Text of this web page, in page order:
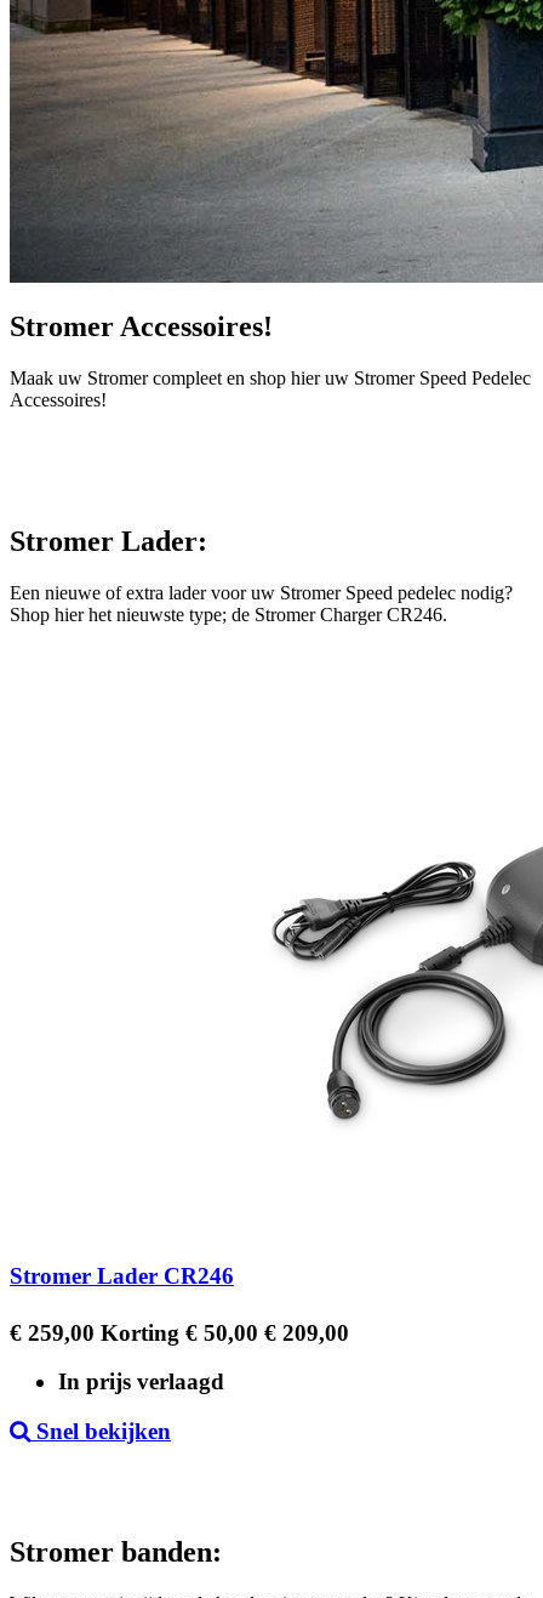
Stromer Accessoires!
Maak uw Stromer compleet en shop hier uw Stromer Speed Pedelec
Accessoires!
Stromer Lader:
Een nieuwe of extra lader voor uw Stromer Speed pedelec nodig?
Shop hier het nieuwste type; de Stromer Charger CR246.
Stromer Lader CR246
Regular
€ 259,00 Korting € 50,00 Prijs
€ 209,00
In prijs verlaagd
Snel bekijken
Stromer banden: